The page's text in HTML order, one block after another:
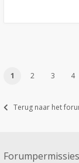
1 2 3 4
Terug naar het
Forumpermissies